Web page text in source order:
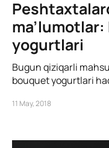
yogurtlari
Bugun qiziqarli
bouquet yogurtlari
11 May, 2018